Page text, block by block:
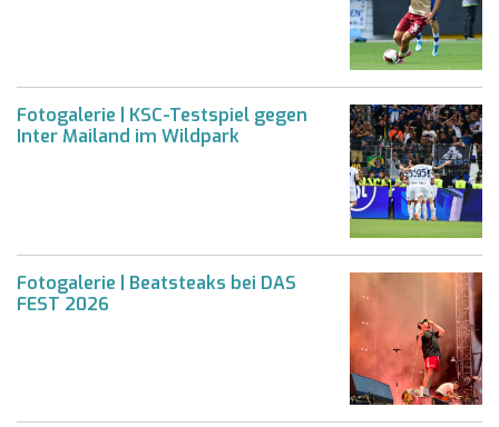
Fotogalerie | KSC-Testspiel gegen
Inter Mailand im Wildpark
Fotogalerie | Beatsteaks bei DAS
FEST 2026